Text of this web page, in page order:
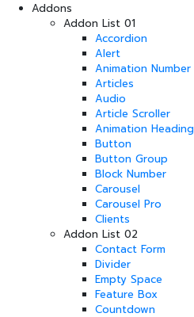
Addons
Addon List 01
Accordion
Alert
Animation Number
Articles
Audio
Article Scroller
Animation Heading
Button
Button Group
Block Number
Carousel
Carousel Pro
Clients
Addon List 02
Contact Form
Divider
Empty Space
Feature Box
Countdown